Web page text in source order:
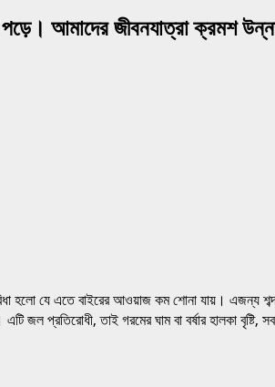
আমাদের জীবনযাত্রা ক্রমশ
হলো যে এতে বাইরের আওয়াজ কম শোনা যায়। এজন্য
প্রতিরোধী, তাই গরমের ঘাম বা বর্ষার হালকা বৃষ্টি,